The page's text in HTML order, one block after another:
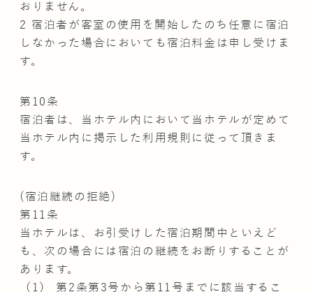
おりません。
2 宿泊者が客室の使用を開始したのち任意に宿泊
しなかった場合においても宿泊料金は申し受けま
す。
第10条
宿泊者は、当ホテル内において当ホテルが定めて
当ホテル内に掲示した利用規則に従って頂きま
す。
(宿泊継続の拒絶)
第11条
当ホテルは、お引受けした宿泊期間中といえど
も、次の場合には宿泊の継続をお断りすることが
あります。
（1） 第2条第3号から第11号までに該当するこ